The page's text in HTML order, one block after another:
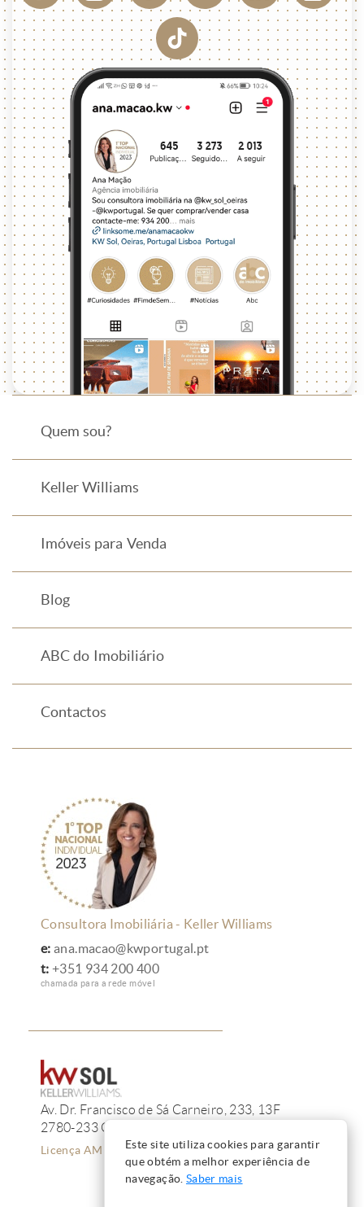
Quem sou?
Keller Williams
Imóveis para Venda
Blog
ABC do Imobiliário
Contactos
Consultora Imobiliária - Keller Williams
e: ana.macao@kwportugal.pt
t: +351 934 200 400
chamada para a rede móvel
Av. Dr. Francisco de Sá Carneiro, 233, 13F
2780-233 Oeiras
Licença AMI 12223Este site utiliza cookies para garantir
que obtém a melhor experiência de
navegação. Saber mais